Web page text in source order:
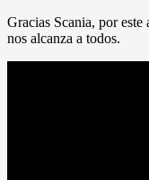
Gracias Scania, por este
nos alcanza a todos.